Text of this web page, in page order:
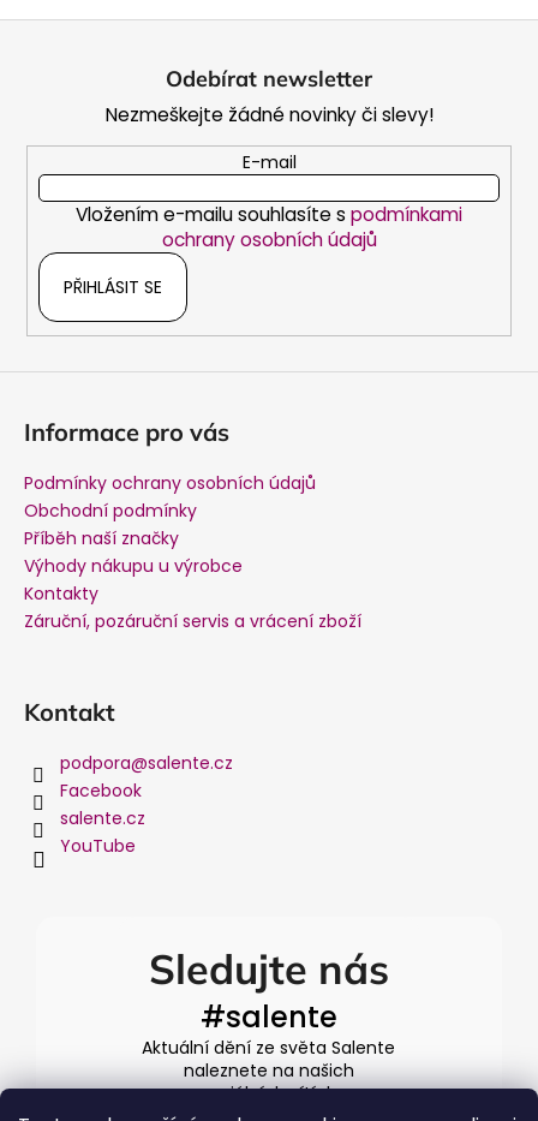
Odebírat newsletter
Nezmeškejte žádné novinky či slevy!
E-mail
Vložením e-mailu souhlasíte s podmínkami
ochrany osobních údajů
PŘIHLÁSIT SE
Informace pro vás
Podmínky ochrany osobních údajů
Obchodní podmínky
Příběh naší značky
Výhody nákupu u výrobce
Kontakty
Záruční, pozáruční servis a vrácení zboží
Kontakt
podpora@salente.cz
Facebook
salente.cz
YouTube
Sledujte nás
#salente
Aktuální dění ze světa Salente
naleznete na našich
sociálních sítích